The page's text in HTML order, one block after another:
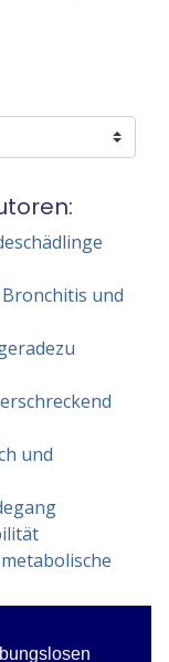
und
und
und